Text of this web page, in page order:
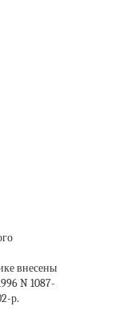
внесены
N 1087-
р.